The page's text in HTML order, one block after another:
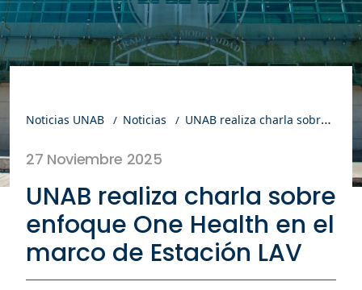
Noticias UNAB Noticias UNAB realiza charla sobre enfoque One Health en el marco de Estación LAV
27 Noviembre 2025
UNAB realiza charla sobre
enfoque One Health en el
marco de Estación LAV